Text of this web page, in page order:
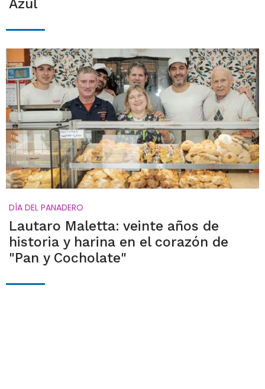
Azul
DÍA DEL PANADERO
Lautaro Maletta: veinte años de
historia y harina en el corazón de
"Pan y Cocholate"